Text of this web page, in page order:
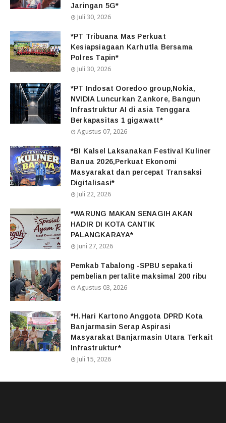
Jaringan 5G*
Juli 30, 2026
*PT Tribuana Mas Perkuat
Kesiapsiagaan Karhutla Bersama
Polres Tapin*
Juli 30, 2026
*PT Indosat Ooredoo group,Nokia,
NVIDIA Luncurkan Zankore, Bangun
Infrastruktur AI di asia Tenggara
Berkapasitas 1 gigawatt*
Agustus 07, 2026
*BI Kalsel Laksanakan Festival Kuliner
Banua 2026,Perkuat Ekonomi
Masyarakat dan percepat Transaksi
Digitalisasi*
Juli 22, 2026
*WARUNG MAKAN SENAGIH AKAN
HADIR DI KOTA CANTIK
PALANGKARAYA*
Juni 27, 2026
Pemkab Tabalong -SPBU sepakati
pembelian pertalite maksimal 200 ribu
Agustus 03, 2026
*H.Hari Kartono Anggota DPRD Kota
Banjarmasin Serap Aspirasi
Masyarakat Banjarmasin Utara Terkait
Infrastruktur*
Juli 15, 2026